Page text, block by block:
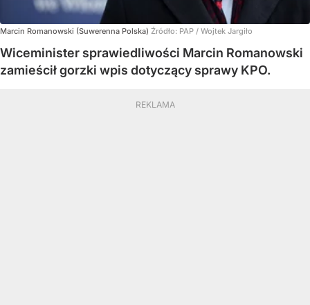
Marcin Romanowski (Suwerenna Polska) Źródło: PAP / Wojtek Jargiło
Wiceminister sprawiedliwości Marcin Romanowski
zamieścił gorzki wpis dotyczący sprawy KPO.